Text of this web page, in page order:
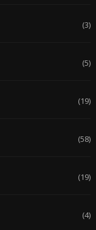
(3)
(5)
(19)
(58)
(19)
(4)